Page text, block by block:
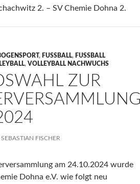
2. – SV Chemie Dohna 2.
, FUSSBALL , FUSSBALL N
, VOLLEYBALL NACHWUCHS
ZUR
SEBASTIAN FISCHER
am 24.10.2024 wurde
Dohna e.V. wie folgt neu